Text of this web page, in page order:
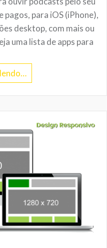
para iOS (iPhone),
desktop, com mais ou
uma lista de apps para